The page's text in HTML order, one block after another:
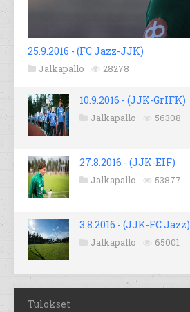
25.9.2016 - (FC Jazz-JJK)
Jalkapallo 28278
10.9.2016 - (JJK-GrIFK)
Jalkapallo 56308
27.8.2016 - (JJK-EIF)
Jalkapallo 53877
3.8.2016 - (JJK-FC Jazz)
Jalkapallo 65001
Tulokset